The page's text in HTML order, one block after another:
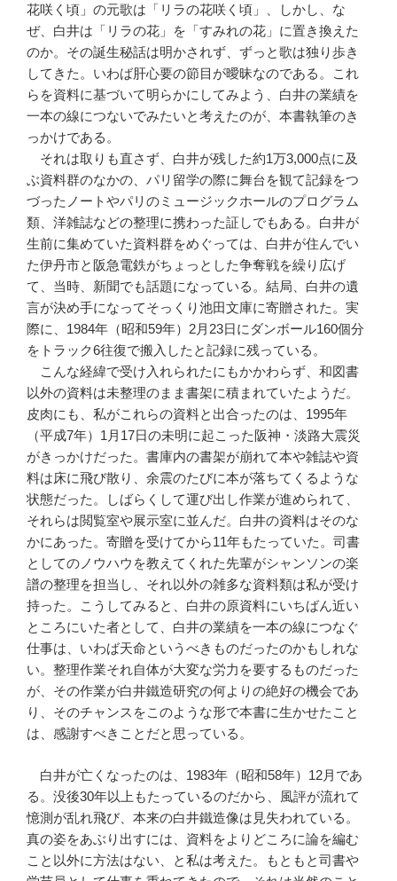
花咲く頃」の元歌は「リラの花咲く頃」、しかし、な
ぜ、白井は「リラの花」を「すみれの花」に置き換えた
のか。その誕生秘話は明かされず、ずっと歌は独り歩き
してきた。いわば肝心要の節目が曖昧なのである。これ
らを資料に基づいて明らかにしてみよう、白井の業績を
一本の線につないでみたいと考えたのが、本書執筆のき
っかけである。
それは取りも直さず、白井が残した約1万3,000点に及
ぶ資料群のなかの、パリ留学の際に舞台を観て記録をつ
づったノートやパリのミュージックホールのプログラム
類、洋雑誌などの整理に携わった証しでもある。白井が
生前に集めていた資料群をめぐっては、白井が住んでい
た伊丹市と阪急電鉄がちょっとした争奪戦を繰り広げ
て、当時、新聞でも話題になっている。結局、白井の遺
言が決め手になってそっくり池田文庫に寄贈された。実
際に、1984年（昭和59年）2月23日にダンボール160個分
をトラック6往復で搬入したと記録に残っている。
こんな経緯で受け入れられたにもかかわらず、和図書
以外の資料は未整理のまま書架に積まれていたようだ。
皮肉にも、私がこれらの資料と出合ったのは、1995年
（平成7年）1月17日の未明に起こった阪神・淡路大震災
がきっかけだった。書庫内の書架が崩れて本や雑誌や資
料は床に飛び散り、余震のたびに本が落ちてくるような
状態だった。しばらくして運び出し作業が進められて、
それらは閲覧室や展示室に並んだ。白井の資料はそのな
かにあった。寄贈を受けてから11年もたっていた。司書
としてのノウハウを教えてくれた先輩がシャンソンの楽
譜の整理を担当し、それ以外の雑多な資料類は私が受け
持った。こうしてみると、白井の原資料にいちばん近い
ところにいた者として、白井の業績を一本の線につなぐ
仕事は、いわば天命というべきものだったのかもしれな
い。整理作業それ自体が大変な労力を要するものだった
が、その作業が白井鐵造研究の何よりの絶好の機会であ
り、そのチャンスをこのような形で本書に生かせたこと
は、感謝すべきことだと思っている。
白井が亡くなったのは、1983年（昭和58年）12月であ
る。没後30年以上もたっているのだから、風評が流れて
憶測が乱れ飛び、本来の白井鐵造像は見失われている。
真の姿をあぶり出すには、資料をよりどころに論を編む
こと以外に方法はない、と私は考えた。もともと司書や